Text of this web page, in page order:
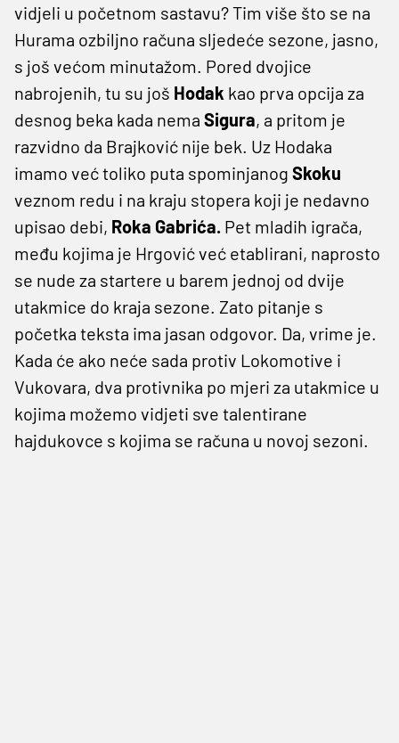
vidjeli u početnom sastavu? Tim više što se na
Hurama ozbiljno računa sljedeće sezone, jasno,
s još većom minutažom. Pored dvojice
nabrojenih, tu su još Hodak kao prva opcija za
desnog beka kada nema Sigura, a pritom je
razvidno da Brajković nije bek. Uz Hodaka
imamo već toliko puta spominjanog Skoku
veznom redu i na kraju stopera koji je nedavno
upisao debi, Roka Gabrića. Pet mladih igrača,
među kojima je Hrgović već etablirani, naprosto
se nude za startere u barem jednoj od dvije
utakmice do kraja sezone. Zato pitanje s
početka teksta ima jasan odgovor. Da, vrime je.
Kada će ako neće sada protiv Lokomotive i
Vukovara, dva protivnika po mjeri za utakmice u
kojima možemo vidjeti sve talentirane
hajdukovce s kojima se računa u novoj sezoni.